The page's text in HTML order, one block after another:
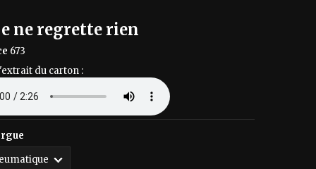
ne regrette rien
673
du carton :